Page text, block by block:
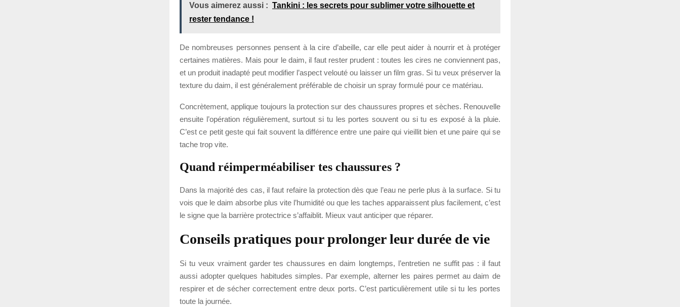
Vous aimerez aussi : Tankini : les secrets pour sublimer votre silhouette et
rester tendance !
De nombreuses personnes pensent à la cire d’abeille, car elle peut aider à nourrir et à protéger
certaines matières. Mais pour le daim, il faut rester prudent : toutes les cires ne conviennent pas,
et un produit inadapté peut modifier l’aspect velouté ou laisser un film gras. Si tu veux préserver la
texture du daim, il est généralement préférable de choisir un spray formulé pour ce matériau.
Concrètement, applique toujours la protection sur des chaussures propres et sèches. Renouvelle
ensuite l’opération régulièrement, surtout si tu les portes souvent ou si tu es exposé à la pluie.
C’est ce petit geste qui fait souvent la différence entre une paire qui vieillit bien et une paire qui se
tache trop vite.
Quand réimperméabiliser tes chaussures ?
Dans la majorité des cas, il faut refaire la protection dès que l’eau ne perle plus à la surface. Si tu
vois que le daim absorbe plus vite l’humidité ou que les taches apparaissent plus facilement, c’est
le signe que la barrière protectrice s’affaiblit. Mieux vaut anticiper que réparer.
Conseils pratiques pour prolonger leur durée de vie
Si tu veux vraiment garder tes chaussures en daim longtemps, l’entretien ne suffit pas : il faut
aussi adopter quelques habitudes simples. Par exemple, alterner les paires permet au daim de
respirer et de sécher correctement entre deux ports. C’est particulièrement utile si tu les portes
toute la journée.